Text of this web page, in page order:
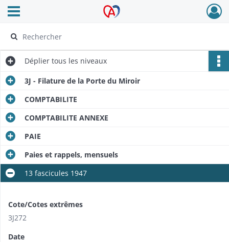
Archives Alsace - Colmar
Ouvrir le menu déroulant
Déplier tous les niveaux
3J - Filature de la Porte du Miroir
COMPTABILITE
COMPTABILITE ANNEXE
PAIE
Paies et rappels, mensuels
13 fascicules 1947
Cote/Cotes extrêmes
3J272
Date